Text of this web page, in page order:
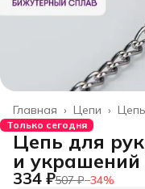
Цепи ›
Главная ›
Только сегодня
Цепь для
и украшений
334 ₽507 ₽−34%